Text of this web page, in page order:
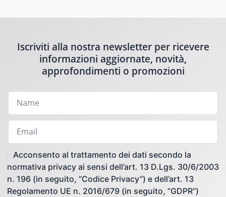
Iscriviti alla nostra newsletter per ricevere
informazioni aggiornate, novità,
approfondimenti o promozioni
Acconsento al trattamento dei dati secondo la
normativa privacy ai sensi dell’art. 13 D.Lgs. 30/6/2003
n. 196 (in seguito, “Codice Privacy”) e dell’art. 13
Regolamento UE n. 2016/679 (in seguito, “GDPR”)